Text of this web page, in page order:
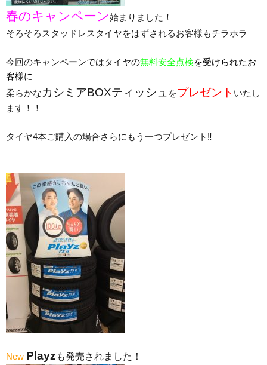
春のキャンペーン始まりました！
そろそろスタッドレスタイヤをはずされるお客様もチラホラ
今回のキャンペーンではタイヤの無料安全点検を受けられたお
客様に
柔らかなカシミアBOXティッシュ をプレゼント いたし
ます！！
タイヤ4本ご購入の場合さらにもう一つプレゼント‼︎
New Playz も発売されました！